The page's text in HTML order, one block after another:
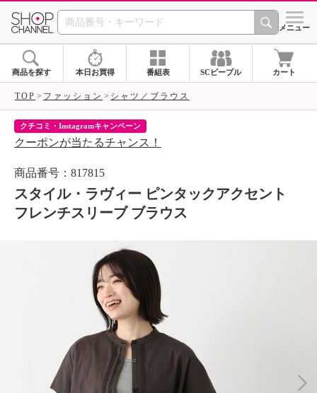
SHOP CHANNEL シメニュー
商品を探す 本日お買得 番組表 SCピープル カート
TOP ファッション シャツ／ブラウス
クチコミ・Instagramキャンペーン
クーポンが当たるチャンス！
商品番号：817815
スタイル・ラヴィー ピンタックアクセント
フレンチスリーブ ブラウス